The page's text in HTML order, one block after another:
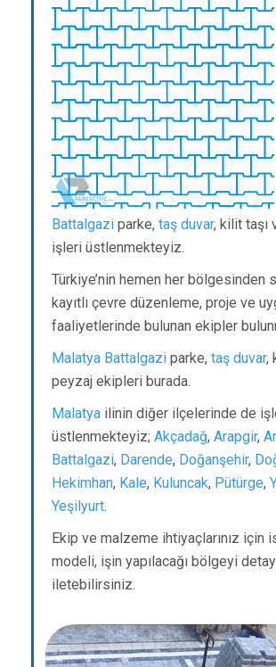
Battalgazi parke, taş duvar, kilit taşı
işleri üstlenmekteyiz.
Türkiye’nin hemen her bölgesinden
kayıtlı çevre düzenleme, proje ve
faaliyetlerinde bulunan ekipler
Malatya Battalgazi parke, taş duvar,
peyzaj ekipleri burada.
Malatya ilinin diğer ilçelerinde de
üstlenmekteyiz; Akçadağ, Arapgir,
Battalgazi, Darende, Doğanşehir,
Hekimhan, Kale, Kuluncak, Pütürge,
Yeşilyurt.
Ekip ve malzeme ihtiyaçlarınız için
modeli, işin yapılacağı bölgeyi
iletebilirsiniz.